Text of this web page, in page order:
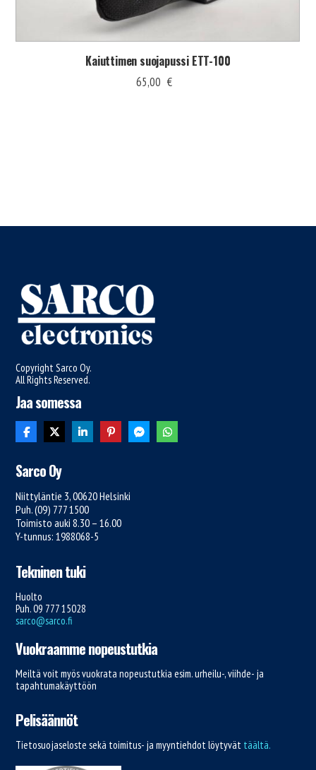
Kaiuttimen suojapussi ETT-100
65,00 €
Copyright Sarco Oy.
All Rights Reserved.
Jaa somessa
Sarco Oy
Niittyläntie 3, 00620 Helsinki
Puh. (09) 777 1500
Toimisto auki 8.30 – 16.00
Y-tunnus: 1988068-5
Tekninen tuki
Huolto
Puh. 09 777 15028
sarco@sarco.fi
Vuokraamme nopeustutkia
Meiltä voit myös vuokrata nopeustutkia esim. urheilu-, viihde- ja
tapahtumakäyttöön
Pelisäännöt
Tietosuojaseloste sekä toimitus- ja myyntiehdot löytyvät täältä.